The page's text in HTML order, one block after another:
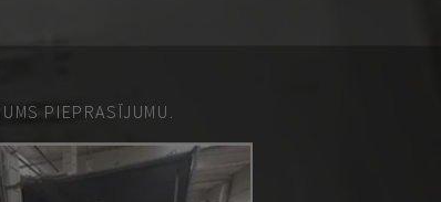
PIEPRASĪJUMU.